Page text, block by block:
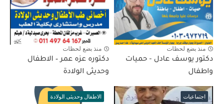
منذ بضع لحظات
دكتور يوسف عادل - حميات
واطفال
منذ بضع لحظات
دكتوره عزه عمر – الاطفال
وحديثى الولادة
اجتماعيات الاطفال وحديثى الولادة